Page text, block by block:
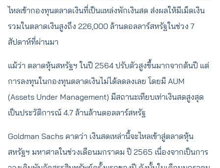
ไหลเข้ากองทุนตลาดเงินที่เป็นแหล่งพักเงินสด ส่งผลให้มีเม็ดเงิน
รวมในตลาดเงินสูงถึง 226,000 ล้านดอลลาร์สหรัฐในช่วง 7
สัปดาห์ที่ผ่านมา
แม้ว่า ตลาดหุ้นสหรัฐฯ ในปี 2564 ปรับตัวสูงขึ้นมากจากต้นปี แต่
การลงทุนในกองทุนตลาดเงินไม่ได้ลดลงเลย โดยมี AUM
(Assets Under Management) มีสถานะเทียบเท่าเงินสดสูงสุด
เป็นประวัติการณ์ 4.7 ล้านล้านดอลลาร์สหรัฐ
Goldman Sachs คาดว่า เงินสดเหล่านี้จะไหลเข้าสู่ตลาดหุ้น
สหรัฐฯ มหาศาลในช่วงเดือนมกราคม ปี 2565 เนื่องจากเป็นการ